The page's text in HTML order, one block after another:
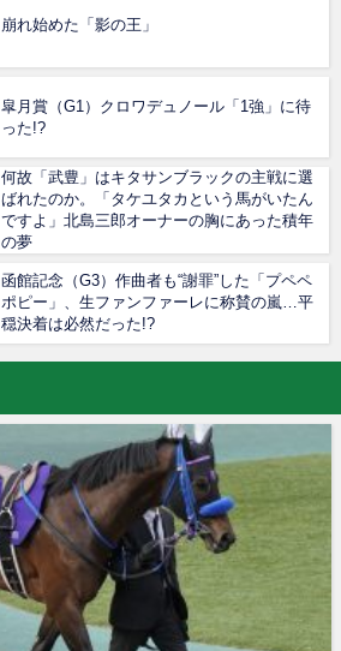
崩れ始めた「影の王」
皐月賞（G1）クロワデュノール「1強」に待
った!?
何故「武豊」はキタサンブラックの主戦に選
ばれたのか。「タケユタカという馬がいたん
ですよ」北島三郎オーナーの胸にあった積年
の夢
函館記念（G3）作曲者も“謝罪”した「プペペ
ポピー」、生ファンファーレに称賛の嵐…平
穏決着は必然だった!?